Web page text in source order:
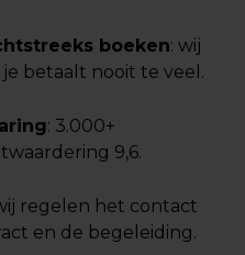
boeken: wij
betaalt nooit te veel.
: 3.000+
9,6.
regelen het contact
en de begeleiding.